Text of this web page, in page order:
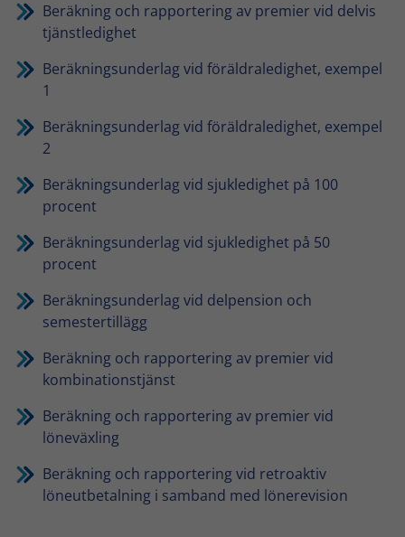
Beräkning och rapportering av premier vid delvis
tjänstledighet
Beräkningsunderlag vid föräldraledighet, exempel
1
Beräkningsunderlag vid föräldraledighet, exempel
2
Beräkningsunderlag vid sjukledighet på 100
procent
Beräkningsunderlag vid sjukledighet på 50
procent
Beräkningsunderlag vid delpension och
semestertillägg
Beräkning och rapportering av premier vid
kombinationstjänst
Beräkning och rapportering av premier vid
löneväxling
Beräkning och rapportering vid retroaktiv
löneutbetalning i samband med lönerevision